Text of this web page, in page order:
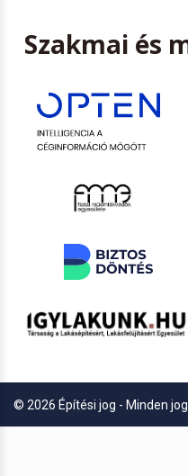
Szakmai és
© 2026 Építési jog - Minden